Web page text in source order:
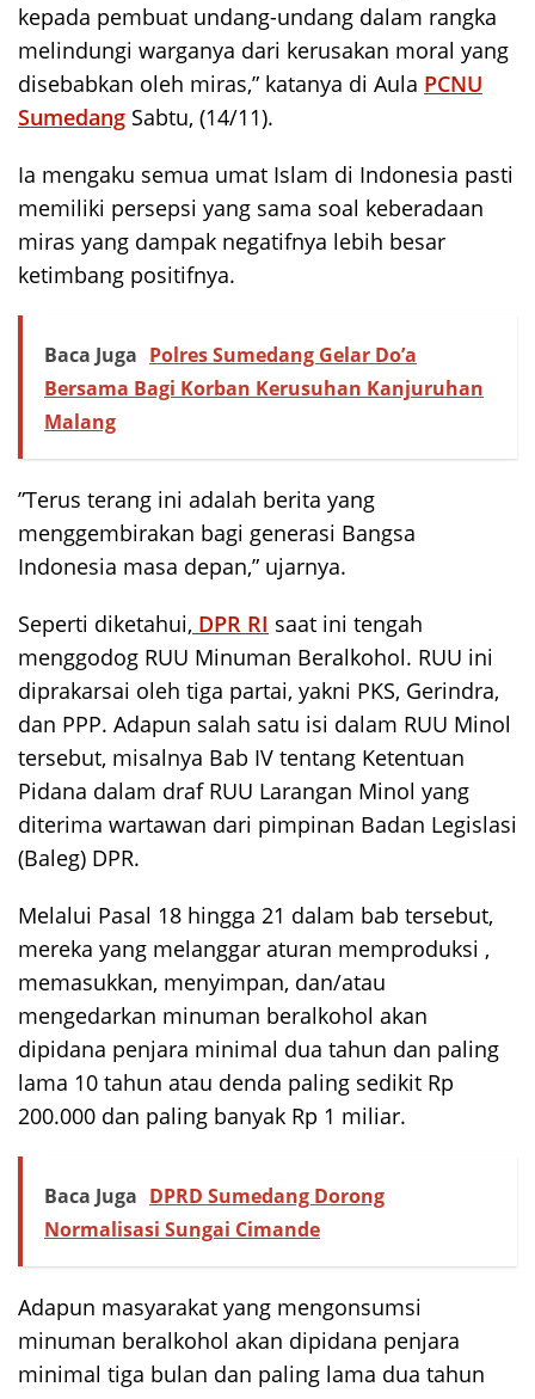
kepada pembuat undang-undang dalam rangka
melindungi warganya dari kerusakan moral yang
disebabkan oleh miras,” katanya di Aula PCNU
Sumedang Sabtu, (14/11).
Ia mengaku semua umat Islam di Indonesia pasti
memiliki persepsi yang sama soal keberadaan
miras yang dampak negatifnya lebih besar
ketimbang positifnya.
Baca Juga Polres Sumedang Gelar Do’a
Bersama Bagi Korban Kerusuhan Kanjuruhan
Malang
”Terus terang ini adalah berita yang
menggembirakan bagi generasi Bangsa
Indonesia masa depan,” ujarnya.
Seperti diketahui, DPR RI saat ini tengah
menggodog RUU Minuman Beralkohol. RUU ini
diprakarsai oleh tiga partai, yakni PKS, Gerindra,
dan PPP. Adapun salah satu isi dalam RUU Minol
tersebut, misalnya Bab IV tentang Ketentuan
Pidana dalam draf RUU Larangan Minol yang
diterima wartawan dari pimpinan Badan Legislasi
(Baleg) DPR.
Melalui Pasal 18 hingga 21 dalam bab tersebut,
mereka yang melanggar aturan memproduksi ,
memasukkan, menyimpan, dan/atau
mengedarkan minuman beralkohol akan
dipidana penjara minimal dua tahun dan paling
lama 10 tahun atau denda paling sedikit Rp
200.000 dan paling banyak Rp 1 miliar.
Baca Juga DPRD Sumedang Dorong
Normalisasi Sungai Cimande
Adapun masyarakat yang mengonsumsi
minuman beralkohol akan dipidana penjara
minimal tiga bulan dan paling lama dua tahun